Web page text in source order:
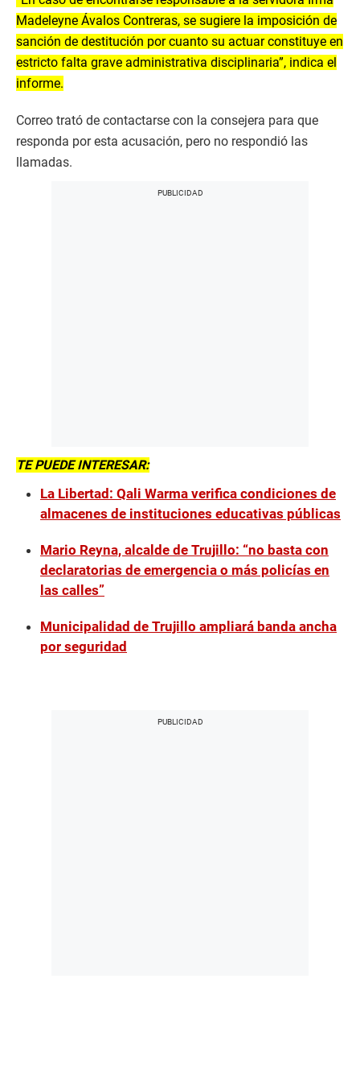
Madeleyne Ávalos Contreras, se sugiere la imposición de
sanción de destitución por cuanto su actuar constituye en
estricto falta grave administrativa disciplinaria”, indica el
informe.
Correo trató de contactarse con la consejera para que
responda por esta acusación, pero no respondió las
llamadas.
TE PUEDE INTERESAR:
La Libertad: Qali Warma verifica condiciones de
almacenes de instituciones educativas públicas
Mario Reyna, alcalde de Trujillo: “no basta con
declaratorias de emergencia o más policías en
las calles”
Municipalidad de Trujillo ampliará banda ancha
por seguridad